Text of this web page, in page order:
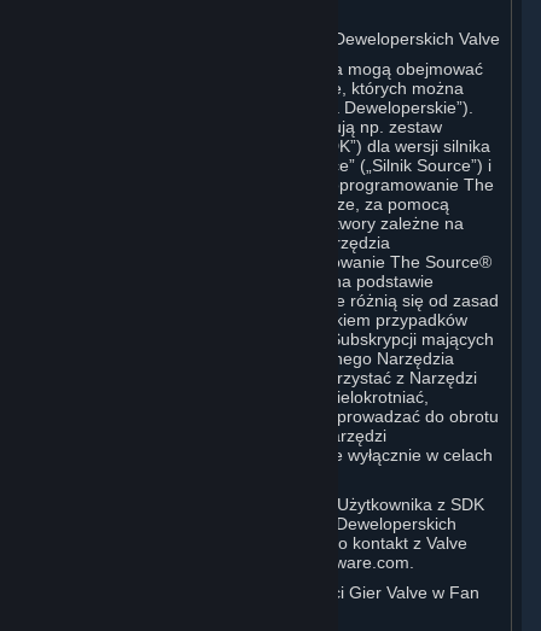
C. Licencja na Korzystanie z Narzędzi Deweloperskich Valve
Subskrypcja (Subskrypcje) Użytkownika mogą obejmować
dostęp do różnorodnych narzędzi Valve, których można
używać do tworzenia treści („Narzędzia Deweloperskie”).
Narzędzia Deweloperskie Valve obejmują np. zestaw
narzędzi programistycznych Valve („SDK”) dla wersji silnika
gry komputerowej znanego jako „Source” („Silnik Source”) i
powiązanego edytora Valve Hammer, oprogramowanie The
Source® Filmmaker lub narzędzia w grze, za pomocą
których można edytować lub tworzyć utwory zależne na
podstawie gry Valve. Poszczególne Narzędzia
Deweloperskie (na przykład oprogramowanie The Source®
Filmmaker) mogą być dystrybuowane na podstawie
odrębnych Warunków Subskrypcji, które różnią się od zasad
określonych w niniejszej sekcji. Z wyjątkiem przypadków
określonych w odrębnych Warunkach Subskrypcji mających
zastosowanie do korzystania z określonego Narzędzia
Deweloperskiego, Użytkownik może korzystać z Narzędzi
Deweloperskich i może korzystać z, zwielokrotniać,
publikować, wykonywać, wyświetlać i wprowadzać do obrotu
wszelkie treści tworzone za pomocą Narzędzi
Deweloperskich, w dowolny sposób, ale wyłącznie w celach
W przypadku chęci skorzystania przez Użytkownika z SDK
dla Silnika Source lub innych Narzędzi Deweloperskich
Valve do celów komercyjnych, prosimy o kontakt z Valve
pod adresem sourceengine@valvesoftware.com.
D. Licencja na Korzystanie z Zawartości Gier Valve w Fan